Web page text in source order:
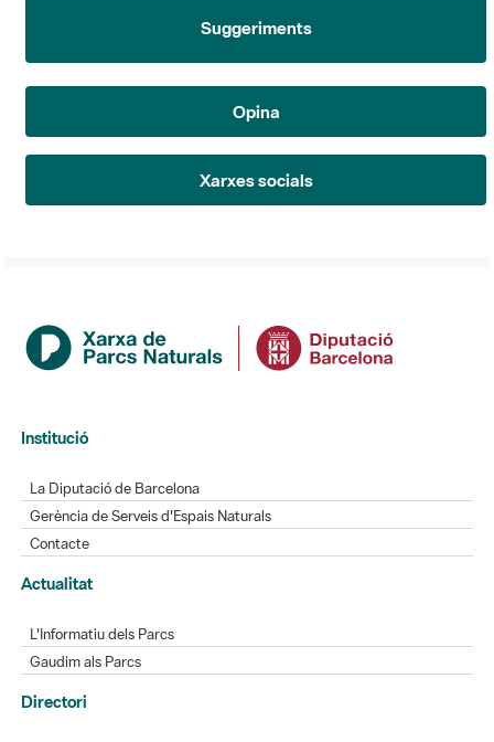
Suggeriments
Opina
Xarxes socials
Institució
La Diputació de Barcelona
Gerència de Serveis d'Espais Naturals
Contacte
Actualitat
L'Informatiu dels Parcs
Gaudim als Parcs
Directori